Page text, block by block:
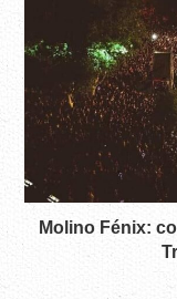
Molino Fénix: